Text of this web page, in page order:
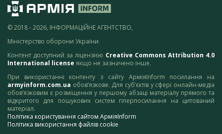
© 2018 - 2026, ІНФОРМАЦІЙНЕ АГЕНТСТВО,
Міністерство оборони України
Контент доступний за ліцензією Creative Commons Attribution 4.0
International license якщо не зазначено інше.
При використанні контенту з сайту АрміяInform посилання на
armyinform.com.ua обов’язкове. Для суб’єктів у сфері онлайн-медіа
обов’язковим є розміщення у першому абзаці матеріалу прямого та
відкритого для пошукових систем гіперпосилання на цитований
матеріал.
Політика користування сайтом АрміяInform
Політика використання файлів cookie